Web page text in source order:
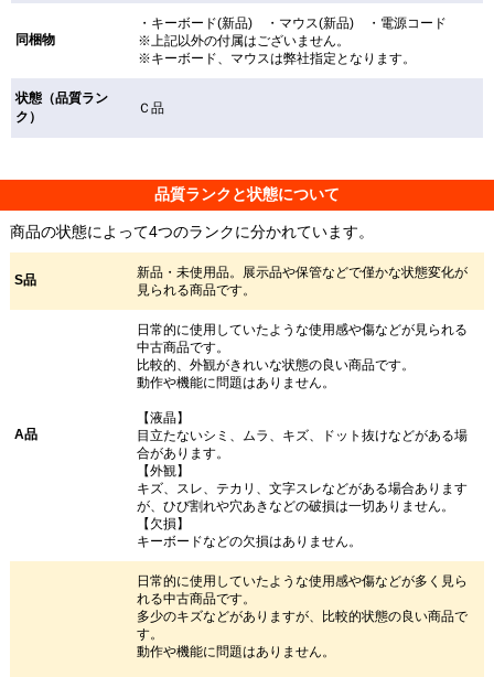
同梱物
・キーボード(新品) ・マウス(新品) ・電源コード
※上記以外の付属はございません。
※キーボード、マウスは弊社指定となります。
状態（品質ラン
ク）
Ｃ品
品質ランクと状態について
商品の状態によって4つのランクに分かれています。
S品
新品・未使用品。展示品や保管などで僅かな状態変化が
見られる商品です。
A品
日常的に使用していたような使用感や傷などが見られる
中古商品です。
比較的、外観がきれいな状態の良い商品です。
動作や機能に問題はありません。
【液晶】
目立たないシミ、ムラ、キズ、ドット抜けなどがある場
合があります。
【外観】
キズ、スレ、テカリ、文字スレなどがある場合あります
が、ひび割れや穴あきなどの破損は一切ありません。
【欠損】
キーボードなどの欠損はありません。
日常的に使用していたような使用感や傷などが多く見ら
れる中古商品です。
多少のキズなどがありますが、比較的状態の良い商品で
す。
動作や機能に問題はありません。